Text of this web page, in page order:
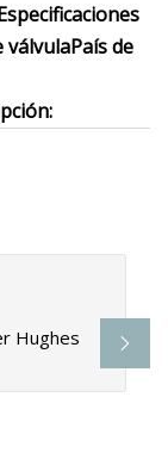
válvulaPaís de
Hughes